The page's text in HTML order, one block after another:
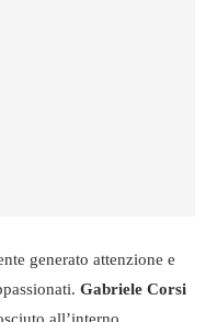
generato attenzione e
Gabriele Corsi